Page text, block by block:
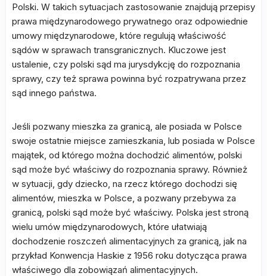
Polski. W takich sytuacjach zastosowanie znajdują przepisy
prawa międzynarodowego prywatnego oraz odpowiednie
umowy międzynarodowe, które regulują właściwość
sądów w sprawach transgranicznych. Kluczowe jest
ustalenie, czy polski sąd ma jurysdykcję do rozpoznania
sprawy, czy też sprawa powinna być rozpatrywana przez
sąd innego państwa.
Jeśli pozwany mieszka za granicą, ale posiada w Polsce
swoje ostatnie miejsce zamieszkania, lub posiada w Polsce
majątek, od którego można dochodzić alimentów, polski
sąd może być właściwy do rozpoznania sprawy. Również
w sytuacji, gdy dziecko, na rzecz którego dochodzi się
alimentów, mieszka w Polsce, a pozwany przebywa za
granicą, polski sąd może być właściwy. Polska jest stroną
wielu umów międzynarodowych, które ułatwiają
dochodzenie roszczeń alimentacyjnych za granicą, jak na
przykład Konwencja Haskie z 1956 roku dotycząca prawa
właściwego dla zobowiązań alimentacyjnych.